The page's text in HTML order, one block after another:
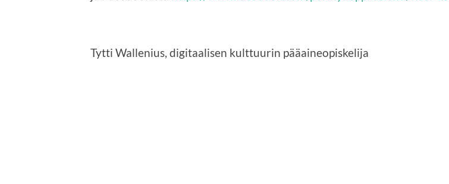
Tytti Wallenius, digitaalisen kulttuurin pääaineopiskelija